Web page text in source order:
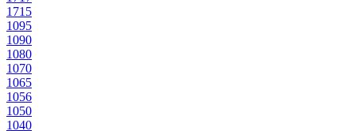
1715
1095
1090
1080
1070
1065
1056
1050
1040